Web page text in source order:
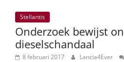
Stellantis
Onderzoek bewijst
dieselschandaal
8 februari 2017 Lancia4Ever